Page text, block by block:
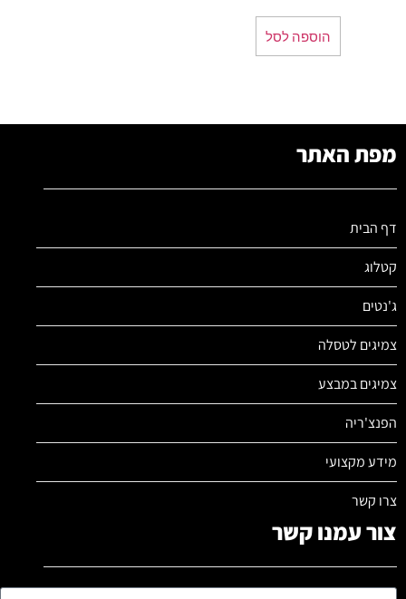
הוספה לסל
מפת האתר
דף הבית
קטלוג
ג'נטים
צמיגים לטסלה
צמיגים במבצע
הפנצ'ריה
מידע מקצועי
צרו קשר
צור עמנו קשר